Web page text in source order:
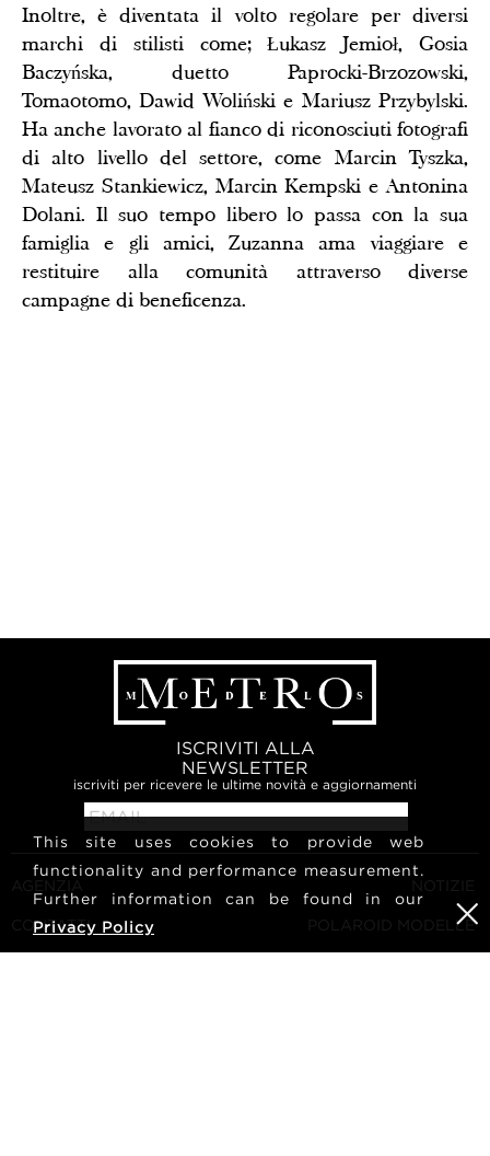
Inoltre, è diventata il volto regolare per diversi
marchi di stilisti come; Łukasz Jemioł, Gosia
Baczyńska, duetto Paprocki-Brzozowski,
Tomaotomo, Dawid Woliński e Mariusz Przybylski.
Ha anche lavorato al fianco di riconosciuti fotografi
di alto livello del settore, come Marcin Tyszka,
Mateusz Stankiewicz, Marcin Kempski e Antonina
Dolani. Il suo tempo libero lo passa con la sua
famiglia e gli amici, Zuzanna ama viaggiare e
restituire alla comunità attraverso diverse
campagne di beneficenza.
ISCRIVITI ALLA
NEWSLETTER
iscriviti per ricevere le ultime novità e aggiornamenti
AGENZIA
CONTATTI
NOTIZIE
POLAROID MODELLE
This site uses cookies to provide web
functionality and performance measurement.
Further information can be found in our
Privacy Policy